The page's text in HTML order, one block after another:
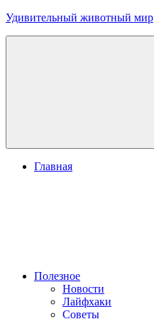
Перейти
Удивительный животный мир
Главная
Полезное
Новости
Лайфхаки
Советы